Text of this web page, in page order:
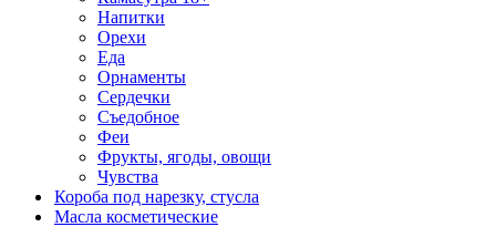
Напитки
Орехи
Еда
Орнаменты
Сердечки
Съедобное
Феи
Фрукты, ягоды, овощи
Чувства
Короба под нарезку, стусла
Масла косметические